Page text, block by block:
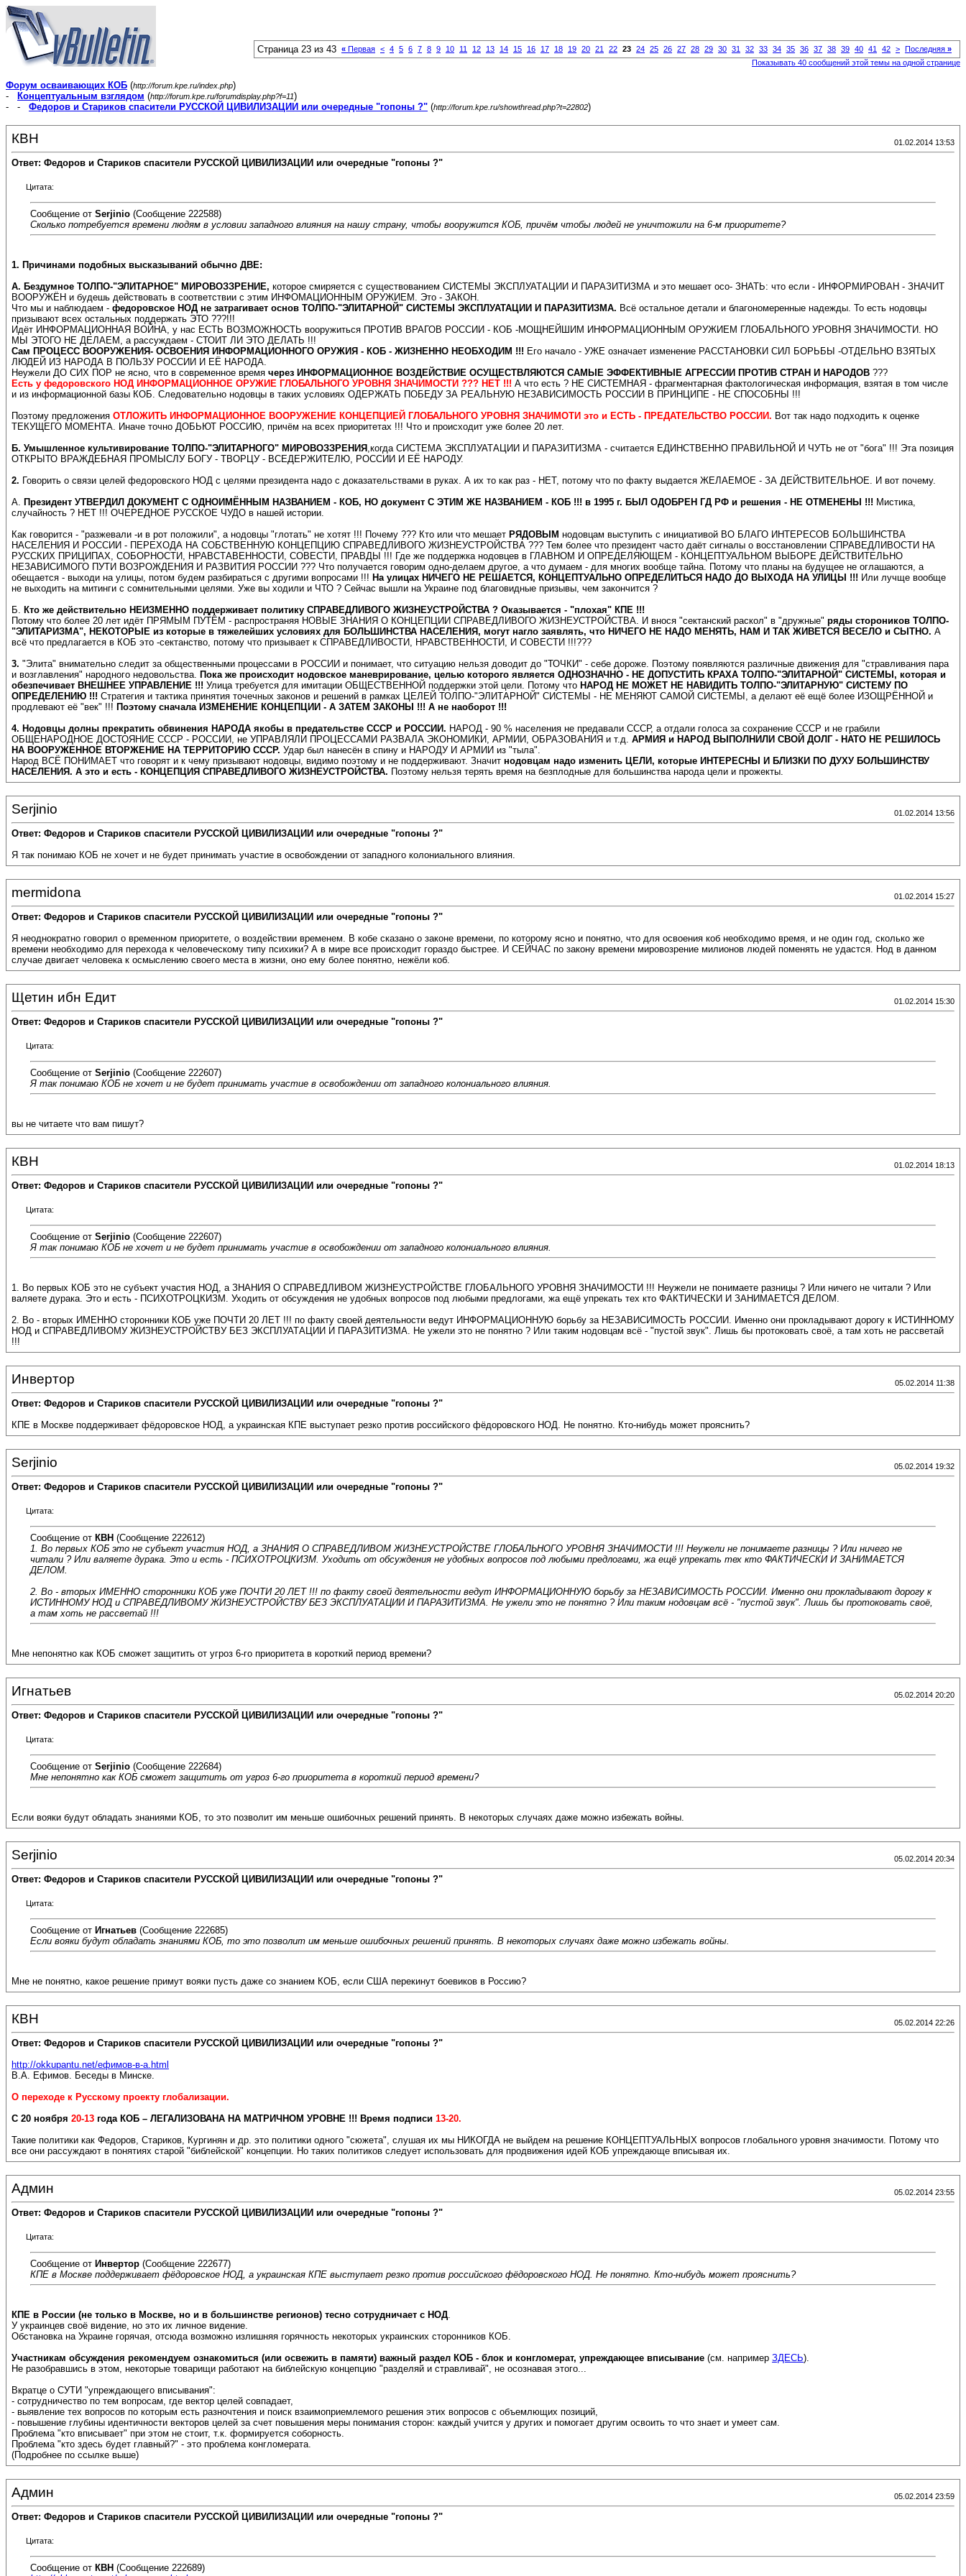
Страница 23 из 43 « Первая < 4 5 6 7 8 9 10 11 12 13 14 15 16 17 18 19 20 21 22 23 24 25 26 27 28 29 30 31 32 33 34 35 36 37 38 39 40 41 42 > Последняя »
Показывать 40 сообщений этой темы на одной странице
Форум осваивающих КОБ (http://forum.kpe.ru/index.php)
-
Концептуальным взглядом (http://forum.kpe.ru/forumdisplay.php?f=11)
- - Федоров и Стариков спасители РУССКОЙ ЦИВИЛИЗАЦИИ или очередные "гопоны ?" (http://forum.kpe.ru/showthread.php?t=22802)
КВН 01.02.2014 13:53
Ответ: Федоров и Стариков спасители РУССКОЙ ЦИВИЛИЗАЦИИ или очередные "гопоны ?"
Цитата:
Сообщение от Serjinio (Сообщение 222588)
Сколько потребуется времени людям в условии западного влияния на нашу страну, чтобы вооружится КОБ, причём чтобы людей не уничтожили на 6-м приоритете?
1. Причинами подобных высказываний обычно ДВЕ:
А. Бездумное ТОЛПО-"ЭЛИТАРНОЕ" МИРОВОЗЗРЕНИЕ, которое смиряется с существованием СИСТЕМЫ ЭКСПЛУАТАЦИИ И ПАРАЗИТИЗМА и это мешает осо- ЗНАТЬ: что если - ИНФОРМИРОВАН - ЗНАЧИТ
ВООРУЖЁН и будешь действовать в соответствии с этим ИНФОМАЦИОННЫМ ОРУЖИЕМ. Это - ЗАКОН.
Что мы и наблюдаем - федоровское НОД не затрагивает основ ТОЛПО-"ЭЛИТАРНОЙ" СИСТЕМЫ ЭКСПЛУАТАЦИИ И ПАРАЗИТИЗМА. Всё остальное детали и благономеренные надежды. То есть нодовцы
призывают всех остальных поддержать ЭТО ???!!!
Идёт ИНФОРМАЦИОННАЯ ВОЙНА, у нас ЕСТЬ ВОЗМОЖНОСТЬ вооружиться ПРОТИВ ВРАГОВ РОССИИ - КОБ -МОЩНЕЙШИМ ИНФОРМАЦИОННЫМ ОРУЖИЕМ ГЛОБАЛЬНОГО УРОВНЯ ЗНАЧИМОСТИ. НО
МЫ ЭТОГО НЕ ДЕЛАЕМ, а рассуждаем - СТОИТ ЛИ ЭТО ДЕЛАТЬ !!!
Сам ПРОЦЕСС ВООРУЖЕНИЯ- ОСВОЕНИЯ ИНФОРМАЦИОННОГО ОРУЖИЯ - КОБ - ЖИЗНЕННО НЕОБХОДИМ !!! Его начало - УЖЕ означает изменение РАССТАНОВКИ СИЛ БОРЬБЫ -ОТДЕЛЬНО ВЗЯТЫХ
ЛЮДЕЙ ИЗ НАРОДА В ПОЛЬЗУ РОССИИ И ЕЁ НАРОДА.
Неужели ДО СИХ ПОР не ясно, что в современное время через ИНФОРМАЦИОННОЕ ВОЗДЕЙСТВИЕ ОСУЩЕСТВЛЯЮТСЯ САМЫЕ ЭФФЕКТИВНЫЕ АГРЕССИИ ПРОТИВ СТРАН И НАРОДОВ ???
Есть у федоровского НОД ИНФОРМАЦИОННОЕ ОРУЖИЕ ГЛОБАЛЬНОГО УРОВНЯ ЗНАЧИМОСТИ ??? НЕТ !!! А что есть ? НЕ СИСТЕМНАЯ - фрагментарная фактологическая информация, взятая в том числе
и из информационной базы КОБ. Следовательно нодовцы в таких условиях ОДЕРЖАТЬ ПОБЕДУ ЗА РЕАЛЬНУЮ НЕЗАВИСИМОСТЬ РОССИИ В ПРИНЦИПЕ - НЕ СПОСОБНЫ !!!
Поэтому предложения ОТЛОЖИТЬ ИНФОРМАЦИОННОЕ ВООРУЖЕНИЕ КОНЦЕПЦИЕЙ ГЛОБАЛЬНОГО УРОВНЯ ЗНАЧИМОТИ это и ЕСТЬ - ПРЕДАТЕЛЬСТВО РОССИИ. Вот так надо подходить к оценке
ТЕКУЩЕГО МОМЕНТА. Иначе точно ДОБЬЮТ РОССИЮ, причём на всех приоритетах !!! Что и происходит уже более 20 лет.
Б. Умышленное культивирование ТОЛПО-"ЭЛИТАРНОГО" МИРОВОЗЗРЕНИЯ ,когда СИСТЕМА ЭКСПЛУАТАЦИИ И ПАРАЗИТИЗМА - считается ЕДИНСТВЕННО ПРАВИЛЬНОЙ И ЧУТЬ не от "бога" !!! Эта позиция
ОТКРЫТО ВРАЖДЕБНАЯ ПРОМЫСЛУ БОГУ - ТВОРЦУ - ВСЕДЕРЖИТЕЛЮ, РОССИИ И ЕЁ НАРОДУ.
2. Говорить о связи целей федоровского НОД с целями президента надо с доказательствами в руках. А их то как раз - НЕТ, потому что по факту выдается ЖЕЛАЕМОЕ - ЗА ДЕЙСТВИТЕЛЬНОЕ. И вот почему.
А. Президент УТВЕРДИЛ ДОКУМЕНТ С ОДНОИМЁННЫМ НАЗВАНИЕМ - КОБ, НО документ С ЭТИМ ЖЕ НАЗВАНИЕМ - КОБ !!! в 1995 г. БЫЛ ОДОБРЕН ГД РФ и решения - НЕ ОТМЕНЕНЫ !!! Мистика,
случайность ? НЕТ !!! ОЧЕРЕДНОЕ РУССКОЕ ЧУДО в нашей истории.
Как говорится - "разжевали -и в рот положили", а нодовцы "глотать" не хотят !!! Почему ??? Кто или что мешает РЯДОВЫМ нодовцам выступить с инициативой ВО БЛАГО ИНТЕРЕСОВ БОЛЬШИНСТВА
НАСЕЛЕНИЯ И РОССИИ - ПЕРЕХОДА НА СОБСТВЕННУЮ КОНЦЕПЦИЮ СПРАВЕДЛИВОГО ЖИЗНЕУСТРОЙСТВА ??? Тем более что президент часто даёт сигналы о восстановлении СПРАВЕДЛИВОСТИ НА
РУССКИХ ПРИЦИПАХ, СОБОРНОСТИ, НРАВСТАВЕННОСТИ, СОВЕСТИ, ПРАВДЫ !!! Где же поддержка нодовцев в ГЛАВНОМ И ОПРЕДЕЛЯЮЩЕМ - КОНЦЕПТУАЛЬНОМ ВЫБОРЕ ДЕЙСТВИТЕЛЬНО
НЕЗАВИСИМОГО ПУТИ ВОЗРОЖДЕНИЯ И РАЗВИТИЯ РОССИИ ??? Что получается говорим одно-делаем другое, а что думаем - для многих вообще тайна. Потому что планы на будущее не оглашаются, а
обещается - выходи на улицы, потом будем разбираться с другими вопросами !!! На улицах НИЧЕГО НЕ РЕШАЕТСЯ, КОНЦЕПТУАЛЬНО ОПРЕДЕЛИТЬСЯ НАДО ДО ВЫХОДА НА УЛИЦЫ !!! Или лучще вообще
не выходить на митинги с сомнительными целями. Уже вы ходили и ЧТО ? Сейчас вышли на Украине под благовидные призывы, чем закончится ?
Б. Кто же действительно НЕИЗМЕННО поддерживает политику СПРАВЕДЛИВОГО ЖИЗНЕУСТРОЙСТВА ? Оказывается - "плохая" КПЕ !!!
Потому что более 20 лет идёт ПРЯМЫМ ПУТЁМ - распространяя НОВЫЕ ЗНАНИЯ О КОНЦЕПЦИИ СПРАВЕДЛИВОГО ЖИЗНЕУСТРОЙСТВА. И внося "сектанский раскол" в "дружные" ряды стороников ТОЛПО-
"ЭЛИТАРИЗМА", НЕКОТОРЫЕ из которые в тяжелейших условиях для БОЛЬШИНСТВА НАСЕЛЕНИЯ, могут нагло заявлять, что НИЧЕГО НЕ НАДО МЕНЯТЬ, НАМ И ТАК ЖИВЕТСЯ ВЕСЕЛО и СЫТНО. А
всё что предлагается в КОБ это -сектанство, потому что призывает к СПРАВЕДЛИВОСТИ, НРАВСТВЕННОСТИ, И СОВЕСТИ !!!???
3. "Элита" внимательно следит за общественными процессами в РОССИИ и понимает, что ситуацию нельзя доводит до "ТОЧКИ" - себе дороже. Поэтому появляются различные движения для "стравливания пара
и возглавления" народного недовольства. Пока же происходит нодовское маневрирование, целью которого является ОДНОЗНАЧНО - НЕ ДОПУСТИТЬ КРАХА ТОЛПО-"ЭЛИТАРНОЙ" СИСТЕМЫ, которая и
обезпечивает ВНЕШНЕЕ УПРАВЛЕНИЕ !!! Улица требуется для имитации ОБЩЕСТВЕННОЙ поддержки этой цели. Потому что НАРОД НЕ МОЖЕТ НЕ НАВИДИТЬ ТОЛПО-"ЭЛИТАРНУЮ" СИСТЕМУ ПО
ОПРЕДЕЛЕНИЮ !!! Стратегия и тактика принятия точечных законов и решений в рамках ЦЕЛЕЙ ТОЛПО-"ЭЛИТАРНОЙ" СИСТЕМЫ - НЕ МЕНЯЮТ САМОЙ СИСТЕМЫ, а делают её ещё более ИЗОЩРЁННОЙ и
продлевают её "век" !!! Поэтому сначала ИЗМЕНЕНИЕ КОНЦЕПЦИИ - А ЗАТЕМ ЗАКОНЫ !!! А не наоборот !!!
4. Нодовцы долны прекратить обвинения НАРОДА якобы в предательстве СССР и РОССИИ. НАРОД - 90 % населения не предавали СССР, а отдали голоса за сохранение СССР и не грабили
ОБЩЕНАРОДНОЕ ДОСТОЯНИЕ СССР - РОССИИ, не УПРАВЛЯЛИ ПРОЦЕССАМИ РАЗВАЛА ЭКОНОМИКИ, АРМИИ, ОБРАЗОВАНИЯ и т.д. АРМИЯ и НАРОД ВЫПОЛНИЛИ СВОЙ ДОЛГ - НАТО НЕ РЕШИЛОСЬ
НА ВООРУЖЕННОЕ ВТОРЖЕНИЕ НА ТЕРРИТОРИЮ СССР. Удар был нанесён в спину и НАРОДУ И АРМИИ из "тыла".
Народ ВСЁ ПОНИМАЕТ что говорят и к чему призывают нодовцы, видимо поэтому и не поддерживают. Значит нодовцам надо изменить ЦЕЛИ, которые ИНТЕРЕСНЫ И БЛИЗКИ ПО ДУХУ БОЛЬШИНСТВУ
НАСЕЛЕНИЯ. А это и есть - КОНЦЕПЦИЯ СПРАВЕДЛИВОГО ЖИЗНЕУСТРОЙСТВА. Поэтому нельзя терять время на безплодные для большинства народа цели и прожекты.
Serjinio 01.02.2014 13:56
Ответ: Федоров и Стариков спасители РУССКОЙ ЦИВИЛИЗАЦИИ или очередные "гопоны ?"
Я так понимаю КОБ не хочет и не будет принимать участие в освобождении от западного колониального влияния.
mermidona 01.02.2014 15:27
Ответ: Федоров и Стариков спасители РУССКОЙ ЦИВИЛИЗАЦИИ или очередные "гопоны ?"
Я неоднократно говорил о временном приоритете, о воздействии временем. В кобе сказано о законе времени, по которому ясно и понятно, что для освоения коб необходимо время, и не один год, сколько же
времени необходимо для перехода к человеческому типу психики? А в мире все происходит гораздо быстрее. И СЕЙЧАС по закону времени мировозрение милионов людей поменять не удастся. Нод в данном
случае двигает человека к осмыслению своего места в жизни, оно ему более понятно, нежёли коб.
Щетин ибн Едит 01.02.2014 15:30
Ответ: Федоров и Стариков спасители РУССКОЙ ЦИВИЛИЗАЦИИ или очередные "гопоны ?"
Цитата:
Сообщение от Serjinio (Сообщение 222607)
Я так понимаю КОБ не хочет и не будет принимать участие в освобождении от западного колониального влияния.
вы не читаете что вам пишут?
КВН 01.02.2014 18:13
Ответ: Федоров и Стариков спасители РУССКОЙ ЦИВИЛИЗАЦИИ или очередные "гопоны ?"
Цитата:
Сообщение от Serjinio (Сообщение 222607)
Я так понимаю КОБ не хочет и не будет принимать участие в освобождении от западного колониального влияния.
1. Во первых КОБ это не субъект участия НОД, а ЗНАНИЯ О СПРАВЕДЛИВОМ ЖИЗНЕУСТРОЙСТВЕ ГЛОБАЛЬНОГО УРОВНЯ ЗНАЧИМОСТИ !!! Неужели не понимаете разницы ? Или ничего не читали ? Или
валяете дурака. Это и есть - ПСИХОТРОЦКИЗМ. Уходить от обсуждения не удобных вопросов под любыми предлогами, жа ещё упрекать тех кто ФАКТИЧЕСКИ И ЗАНИМАЕТСЯ ДЕЛОМ.
2. Во - вторых ИМЕННО сторонники КОБ уже ПОЧТИ 20 ЛЕТ !!! по факту своей деятельности ведут ИНФОРМАЦИОННУЮ борьбу за НЕЗАВИСИМОСТЬ РОССИИ. Именно они прокладывают дорогу к ИСТИННОМУ
НОД и СПРАВЕДЛИВОМУ ЖИЗНЕУСТРОЙСТВУ БЕЗ ЭКСПЛУАТАЦИИ И ПАРАЗИТИЗМА. Не ужели это не понятно ? Или таким нодовцам всё - "пустой звук". Лишь бы протоковать своё, а там хоть не рассветай
!!!
Инвертор 05.02.2014 11:38
Ответ: Федоров и Стариков спасители РУССКОЙ ЦИВИЛИЗАЦИИ или очередные "гопоны ?"
КПЕ в Москве поддерживает фёдоровское НОД, а украинская КПЕ выступает резко против российского фёдоровского НОД. Не понятно. Кто-нибудь может прояснить?
Serjinio 05.02.2014 19:32
Ответ: Федоров и Стариков спасители РУССКОЙ ЦИВИЛИЗАЦИИ или очередные "гопоны ?"
Цитата:
Сообщение от КВН (Сообщение 222612)
1. Во первых КОБ это не субъект участия НОД, а ЗНАНИЯ О СПРАВЕДЛИВОМ ЖИЗНЕУСТРОЙСТВЕ ГЛОБАЛЬНОГО УРОВНЯ ЗНАЧИМОСТИ !!! Неужели не понимаете разницы ? Или ничего не
читали ? Или валяете дурака. Это и есть - ПСИХОТРОЦКИЗМ. Уходить от обсуждения не удобных вопросов под любыми предлогами, жа ещё упрекать тех кто ФАКТИЧЕСКИ И ЗАНИМАЕТСЯ
ДЕЛОМ.
2. Во - вторых ИМЕННО сторонники КОБ уже ПОЧТИ 20 ЛЕТ !!! по факту своей деятельности ведут ИНФОРМАЦИОННУЮ борьбу за НЕЗАВИСИМОСТЬ РОССИИ. Именно они прокладывают дорогу к
ИСТИННОМУ НОД и СПРАВЕДЛИВОМУ ЖИЗНЕУСТРОЙСТВУ БЕЗ ЭКСПЛУАТАЦИИ И ПАРАЗИТИЗМА. Не ужели это не понятно ? Или таким нодовцам всё - "пустой звук". Лишь бы протоковать своё,
а там хоть не рассветай !!!
Мне непонятно как КОБ сможет защитить от угроз 6-го приоритета в короткий период времени?
Игнатьев 05.02.2014 20:20
Ответ: Федоров и Стариков спасители РУССКОЙ ЦИВИЛИЗАЦИИ или очередные "гопоны ?"
Цитата:
Сообщение от Serjinio (Сообщение 222684)
Мне непонятно как КОБ сможет защитить от угроз 6-го приоритета в короткий период времени?
Если вояки будут обладать знаниями КОБ, то это позволит им меньше ошибочных решений принять. В некоторых случаях даже можно избежать войны.
Serjinio 05.02.2014 20:34
Ответ: Федоров и Стариков спасители РУССКОЙ ЦИВИЛИЗАЦИИ или очередные "гопоны ?"
Цитата:
Сообщение от Игнатьев (Сообщение 222685)
Если вояки будут обладать знаниями КОБ, то это позволит им меньше ошибочных решений принять. В некоторых случаях даже можно избежать войны.
Мне не понятно, какое решение примут вояки пусть даже со знанием КОБ, если США перекинут боевиков в Россию?
КВН 05.02.2014 22:26
Ответ: Федоров и Стариков спасители РУССКОЙ ЦИВИЛИЗАЦИИ или очередные "гопоны ?"
http://okkupantu.net/ефимов-в-а.html
В.А. Ефимов. Беседы в Минске.
О переходе к Русскому проекту глобализации.
С 20 ноября 20-13 года КОБ – ЛЕГАЛИЗОВАНА НА МАТРИЧНОМ УРОВНЕ !!! Время подписи 13-20.
Такие политики как Федоров, Стариков, Кургинян и др. это политики одного "сюжета", слушая их мы НИКОГДА не выйдем на решение КОНЦЕПТУАЛЬНЫХ вопросов глобального уровня значимости. Потому что
все они рассуждают в понятиях старой "библейской" концепции. Но таких политиков следует использовать для продвижения идей КОБ упреждающе вписывая их.
Админ 05.02.2014 23:55
Ответ: Федоров и Стариков спасители РУССКОЙ ЦИВИЛИЗАЦИИ или очередные "гопоны ?"
Цитата:
Сообщение от Инвертор (Сообщение 222677)
КПЕ в Москве поддерживает фёдоровское НОД, а украинская КПЕ выступает резко против российского фёдоровского НОД. Не понятно. Кто-нибудь может прояснить?
КПЕ в России (не только в Москве, но и в большинстве регионов) тесно сотрудничает с НОД.
У украинцев своё видение, но это их личное видение.
Обстановка на Украине горячая, отсюда возможно излишняя горячность некоторых украинских сторонников КОБ.
Участникам обсуждения рекомендуем ознакомиться (или освежить в памяти) важный раздел КОБ - блок и конгломерат, упреждающее вписывание (см. например ЗДЕСЬ).
Не разобравшись в этом, некоторые товарищи работают на библейскую концепцию "разделяй и стравливай", не осознавая этого...
Вкратце о СУТИ "упреждающего вписывания":
- сотрудничество по тем вопросам, где вектор целей совпадает,
- выявление тех вопросов по которым есть разночтения и поиск взаимоприемлемого решения этих вопросов с объемлющих позиций,
- повышение глубины идентичности векторов целей за счет повышения меры понимания сторон: каждый учится у других и помогает другим освоить то что знает и умеет сам.
Проблема "кто вписывает" при этом не стоит, т.к. формируется соборность.
Проблема "кто здесь будет главный?" - это проблема конгломерата.
(Подробнее по ссылке выше)
Админ 05.02.2014 23:59
Ответ: Федоров и Стариков спасители РУССКОЙ ЦИВИЛИЗАЦИИ или очередные "гопоны ?"
Цитата:
Сообщение от КВН (Сообщение 222689)